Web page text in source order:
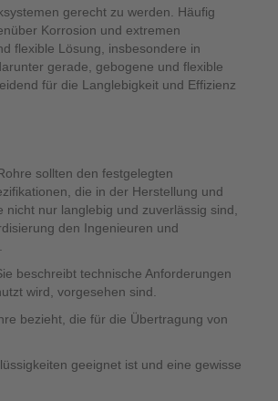
gerecht zu werden. Häufig
Korrosion und extremen
flexible Lösung, insbesondere in
gerade, gebogene und flexible
für die Langlebigkeit und Effizienz
sollten den festgelegten
die in der Herstellung und
nur langlebig und zuverlässig sind,
den Ingenieuren und
beschreibt technische Anforderungen
wird, vorgesehen sind.
bezieht, die für die Übertragung von
geeignet ist und eine gewisse